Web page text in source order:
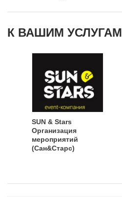
К ВАШИМ УСЛУГАМ
SUN & Stars
Организация
мероприятий
(Сан&Старс)